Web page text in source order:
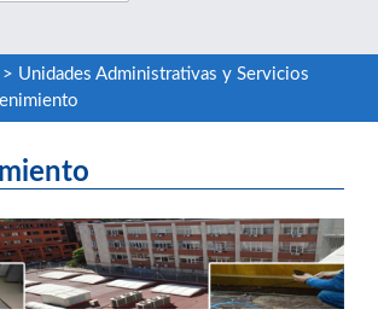
Unidades Administrativas y Servicios